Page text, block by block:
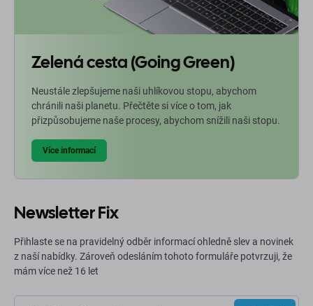
Zelená cesta (Going Green)
Neustále zlepšujeme naši uhlíkovou stopu, abychom
chránili naši planetu. Přečtěte si více o tom, jak
přizpůsobujeme naše procesy, abychom snížili naši stopu.
Více informací
Newsletter Fix
Přihlaste se na pravidelný odběr informací ohledně slev a novinek
z naší nabídky. Zároveň odesláním tohoto formuláře potvrzuji, že
mám více než 16 let